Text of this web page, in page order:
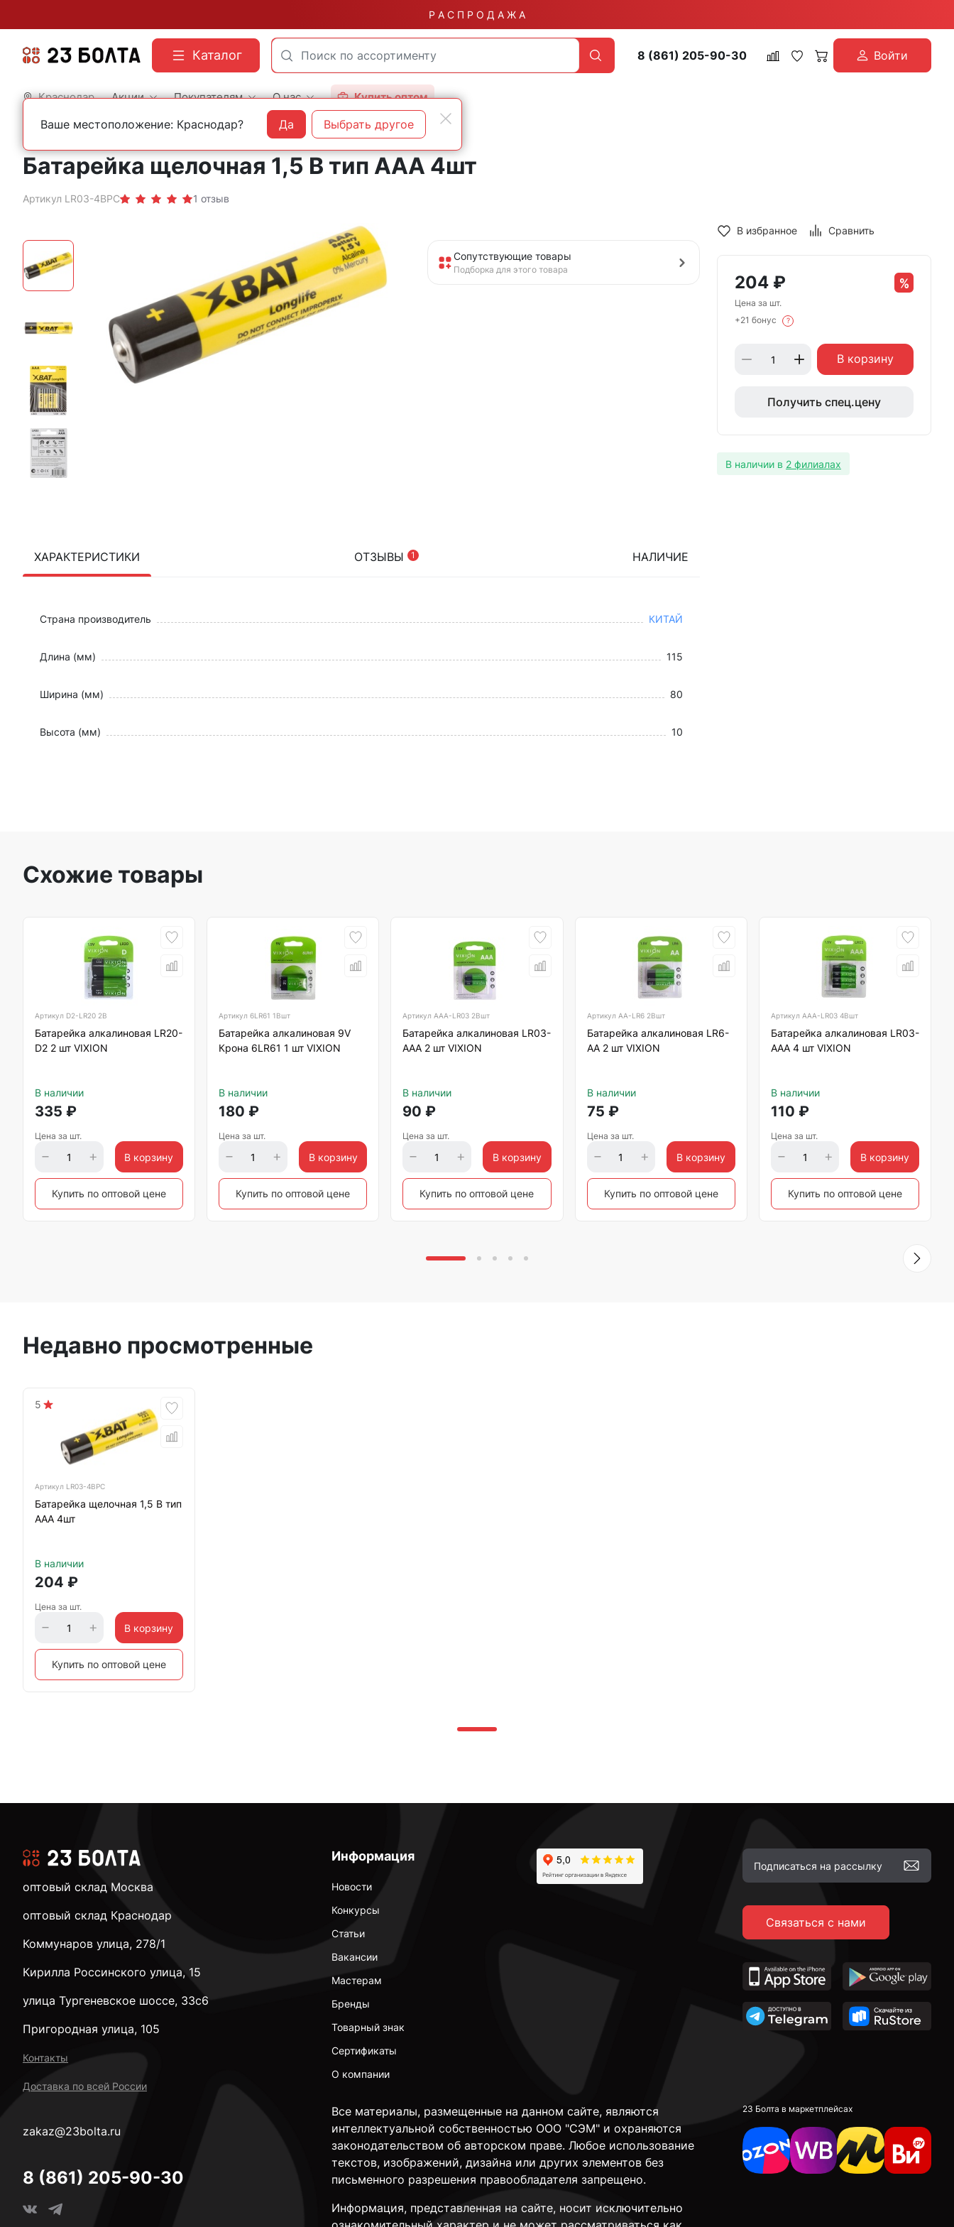
Р А С П Р О Д А Ж А
Каталог 8 (861) 205-90-30 Войти
Краснодар Акции Покупателям О нас Купить оптом
Главная Хозтовары Батарейки
Батарейка щелочная 1,5 В тип ААА 4шт
Артикул LR03-4BPC 1 отзыв
Сопутствующие товары
Подборка для этого товара
ХАРАКТЕРИСТИКИ ОТЗЫВЫ 1 НАЛИЧИЕ
Страна производитель КИТАЙ
Длина (мм) 115
Ширина (мм) 80
Высота (мм) 10
В избранное Сравнить
204 ₽
Цена за шт.
+21 бонус
?
В корзину
Получить спец.цену
В наличии в 2 филиалах
Схожие товары
Артикул D2-LR20 2B
Батарейка алкалиновая LR20-
D2 2 шт VIXION
В наличии
335 ₽
Цена за шт.
В корзину
Купить по оптовой цене
Артикул6LR61 1Bшт
Батарейка алкалиновая 9V
Крона 6LR61 1 шт VIXION
В наличии
180 ₽
Цена за шт.
В корзину
Купить по оптовой цене
Артикул AAA-LR03 2Bшт
Батарейка алкалиновая LR03-
AAA 2 шт VIXION
В наличии
90 ₽
Цена за шт.
В корзину
Купить по оптовой цене
Артикул AA-LR6 2Bшт
Батарейка алкалиновая LR6-
AA 2 шт VIXION
В наличии
75 ₽
Цена за шт.
В корзину
Купить по оптовой цене
Артикул AAA-LR03 4Bшт
Батарейка алкалиновая LR03-
AAA 4 шт VIXION
В наличии
110 ₽
Цена за шт.
В корзину
Купить по оптовой цене
Недавно просмотренные
5
Артикул LR03-4BPC
Батарейка щелочная 1,5 В тип
ААА 4шт
В наличии
204 ₽
Цена за шт.
В корзину
Купить по оптовой цене
Информация
Новости
Конкурсы
Статьи
Вакансии
Мастерам
Бренды
Товарный знак
Сертификаты
О компании
Связаться с нами
Все материалы, размещенные на данном сайте, являются
интеллектуальной собственностью ООО "СЭМ" и охраняются
законодательством об авторском праве. Любое использование
текстов, изображений, дизайна или других элементов без
письменного разрешения правообладателя запрещено.
Информация, представленная на сайте, носит исключительно
23 Болта в маркетплейсах
оптовый склад Москва
оптовый склад Краснодар
Коммунаров улица, 278/1
Кирилла Россинского улица, 15
улица Тургеневское шоссе, 33с6
Пригородная улица, 105
Контакты
Доставка по всей России
zakaz@23bolta.ru
8 (861) 205-90-30
Ваше местоположение: Краснодар? Да Выбрать другое